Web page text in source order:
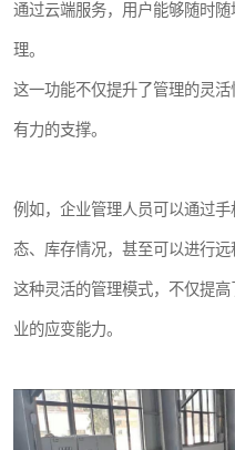
通过云端服务，用户能够随时
理。
这一功能不仅提升了管理的灵
有力的支撑。
例如，企业管理人员可以通过
态、库存情况，甚至可以进行远
这种灵活的管理模式，不仅提
业的应变能力。